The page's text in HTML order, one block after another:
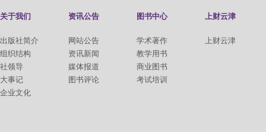
关于我们
出版社简介
组织结构
社领导
大事记
企业文化
资讯公告
网站公告
资讯新闻
媒体报道
图书评论
图书中心
学术著作
教学用书
商业图书
考试培训
上财云津
上财云津